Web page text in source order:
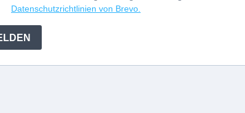
Datenschutzrichtlinien von Brevo.